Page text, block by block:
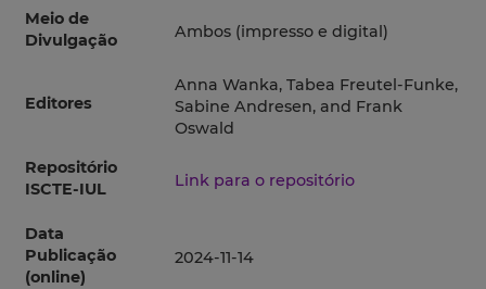
Meio de
Divulgação
Ambos (impresso e digital)
Editores
Anna Wanka, Tabea Freutel-Funke,
Sabine Andresen, and Frank
Oswald
Repositório
ISCTE-IUL
Link para o repositório
Data
Publicação
(online)
2024-11-14